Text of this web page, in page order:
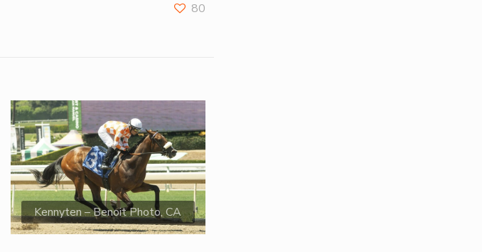
80
Kennyten – Benoit Photo, CA